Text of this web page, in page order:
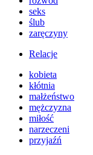
seks
ślub
zaręczyny
Relacje
kobieta
kłótnia
małżeństwo
mężczyzna
miłość
narzeczeni
przyjaźń